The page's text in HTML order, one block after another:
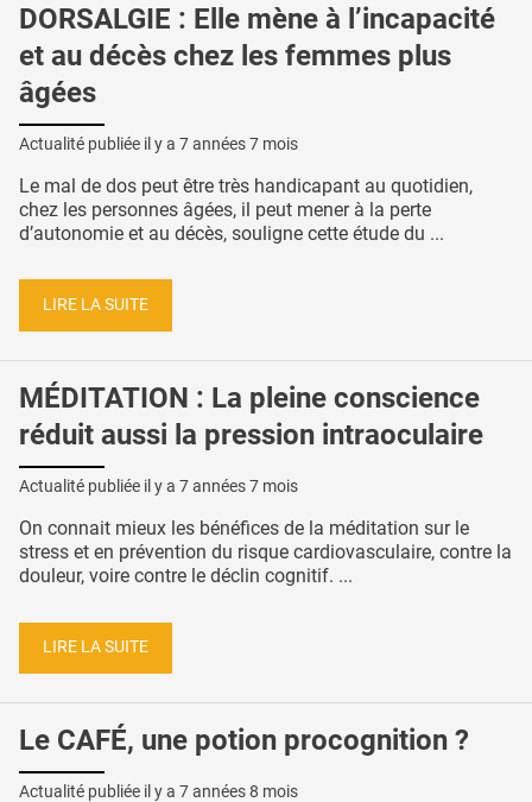
DORSALGIE : Elle mène à l’incapacité
et au décès chez les femmes plus
âgées
Actualité publiée il y a 7 années 7 mois
Le mal de dos peut être très handicapant au quotidien,
chez les personnes âgées, il peut mener à la perte
d’autonomie et au décès, souligne cette étude du ...
LIRE LA SUITE
MÉDITATION : La pleine conscience
réduit aussi la pression intraoculaire
Actualité publiée il y a 7 années 7 mois
On connait mieux les bénéfices de la méditation sur le
stress et en prévention du risque cardiovasculaire, contre la
douleur, voire contre le déclin cognitif. ...
LIRE LA SUITE
Le CAFÉ, une potion procognition ?
Actualité publiée il y a 7 années 8 mois